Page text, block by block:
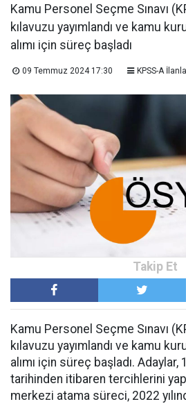
Kamu Personel Seçme Sınavı
kılavuzu yayımlandı ve kamu
alımı için süreç başladı
09 Temmuz 2024 17:30 KPSS-A
Kamu Personel Seçme Sınavı
kılavuzu yayımlandı ve kamu
alımı için süreç başladı.
tarihinden itibaren tercihlerini
merkezi atama süreci, 2022